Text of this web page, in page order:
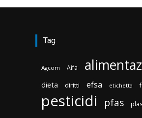
Tag
Agcom Aifa
dieta diritti efsa etichetta
pesticidi pfas